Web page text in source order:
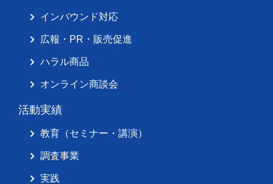
インバウンド対応
広報・PR・販売促進
ハラル商品
オンライン商談会
活動実績
教育（セミナー・講演）
調査事業
実践